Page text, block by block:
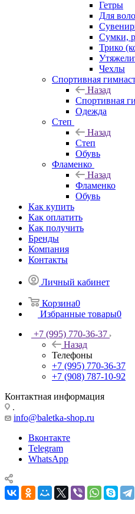
Гетры
Для
Сумки,
Трико
Чехлы
Спортивная
Назад
Спортивная
Одежда
Степ
Назад
Степ
Обувь
Фламенко
Назад
Фламенко
Обувь
Как купить
Как оплатить
Как получить
Бренды
Компания
Контакты
Личный кабинет
Корзина0
Избранные товары0
+7 (995) 770-36-37
Назад
Телефоны
+7 (995) 770-36-37
+7 (908) 787-10-92
Контактная информация
.
info@baletka-shop.ru
Вконтакте
Telegram
WhatsApp